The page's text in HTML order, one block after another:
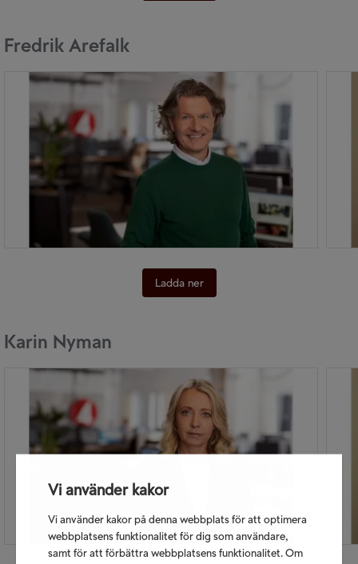
Vi använder kakor
Vi använder kakor på denna webbplats för att optimera
webbplatsens funktionalitet för dig som användare,
samt för att förbättra webbplatsens funktionalitet. Om
Fredrik Arefalk
Ladda ner
Karin Nyman